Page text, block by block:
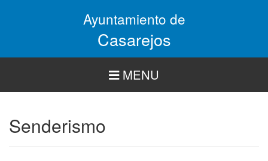
Ayuntamiento de
Casarejos
MENU
Senderismo